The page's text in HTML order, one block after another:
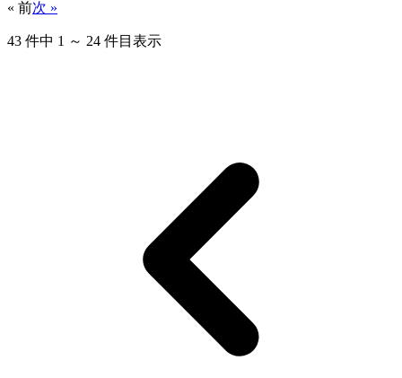
« 前次 »
43 件中 1 ～ 24 件目表示